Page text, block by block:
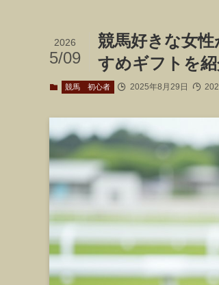
競馬好きな女
すめギフトを
2026
5/09
競馬 初心者 2025年8月29日